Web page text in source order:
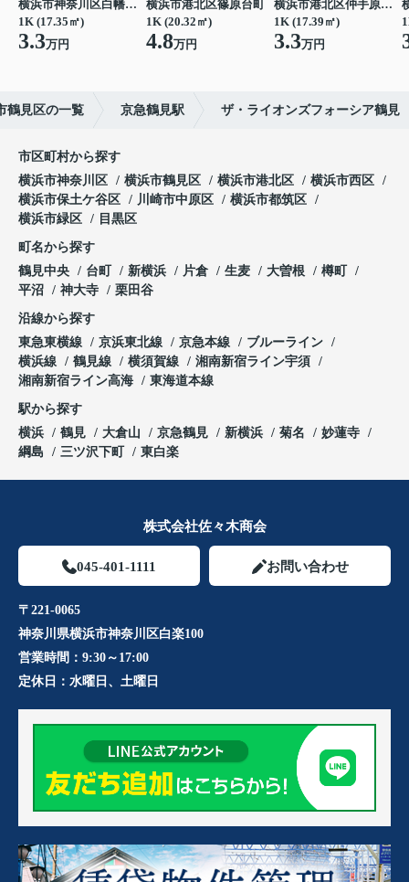
横浜市神奈川区白幡仲町
1K (17.35㎡)
3.3万円
横浜市港北区篠原台町
1K (20.32㎡)
4.8万円
横浜市港北区仲手原１丁目
1K (17.39㎡)
3.3万円
鶴見区の一覧 京急鶴見駅 ザ・ライオンズフォーシア鶴見
市区町村から探す
横浜市神奈川区
横浜市鶴見区 横浜市港北区
横浜市西区
横浜市保土ケ谷区
川崎市中原区
横浜市都筑区
横浜市緑区
目黒区
町名から探す
鶴見中央
台町 新横浜 片倉 生麦 大曽根
樽町
平沼
神大寺 栗田谷
沿線から探す
東急東横線
京浜東北線 京急本線
ブルーライン
横浜線
鶴見線 横須賀線
湘南新宿ライン宇須
湘南新宿ライン高海
東海道本線
駅から探す
横浜
鶴見 大倉山 京急鶴見 新横浜 菊名
妙蓮寺
綱島
三ツ沢下町 東白楽
株式会社佐々木商会
045-401-1111 お問い合わせ
〒221-0065
神奈川県横浜市神奈川区白楽100
営業時間： 9:30～17:00
定休日： 水曜日、土曜日